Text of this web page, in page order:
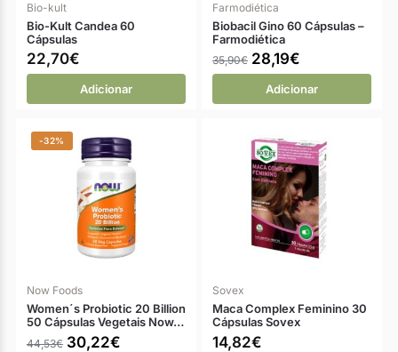
Bio-kult
Bio-Kult Candea 60
Cápsulas
22,70€
Adicionar
Farmodiética
Biobacil Gino 60 Cápsulas –
Farmodiética
35,90€ 28,19€
Adicionar
-32%
Now Foods
Women´s Probiotic 20 Billion
50 Cápsulas Vegetais Now…
44,53€ 30,22€
Sovex
Maca Complex Feminino 30
Cápsulas Sovex
14,82€